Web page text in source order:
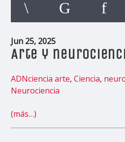
Jun 25, 2025
Arte y
ADNciencia arte,Ciencia,
Neurociencia
(más…)